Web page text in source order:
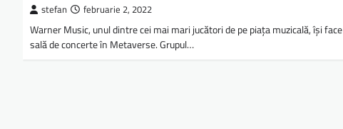
stefan februarie 2, 2022
Warner Music, unul dintre cei mai mari jucători de pe piața muzicală, își face
sală de concerte în Metaverse. Grupul…